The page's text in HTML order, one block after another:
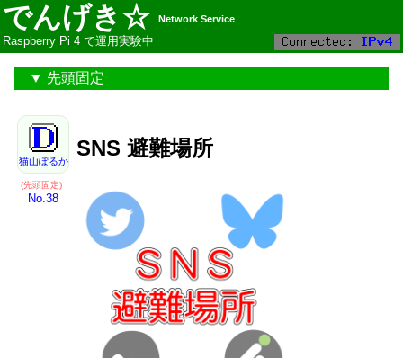
でんげき☆Network Service
Raspberry Pi 4 で運用実験中
先頭固定
猫山ぽるか
(先頭固定)
No.38
SNS 避難場所